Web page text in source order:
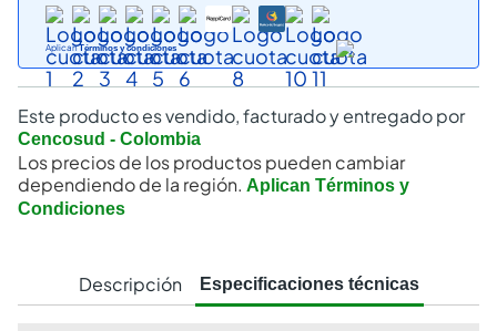
AplicanTérminos y condiciones
Este producto es vendido, facturado y entregado por
Cencosud - Colombia
Los precios de los productos pueden cambiar
dependiendo de la región. Aplican Términos y
Condiciones
Descripción Especificaciones técnicas